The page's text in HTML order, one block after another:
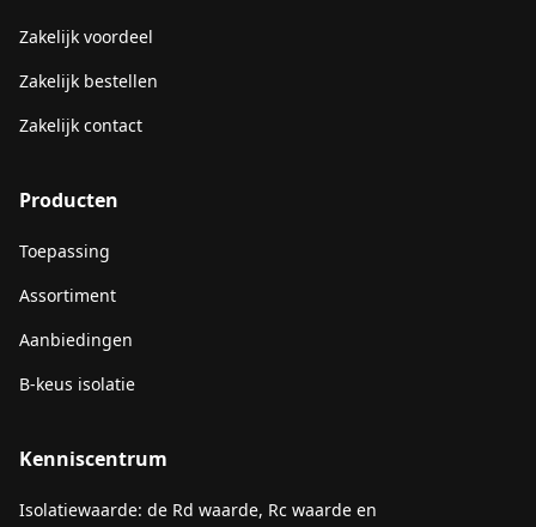
Zakelijk voordeel
Zakelijk bestellen
Zakelijk contact
Producten
Toepassing
Assortiment
Aanbiedingen
B-keus isolatie
Kenniscentrum
Isolatiewaarde: de Rd waarde, Rc waarde en